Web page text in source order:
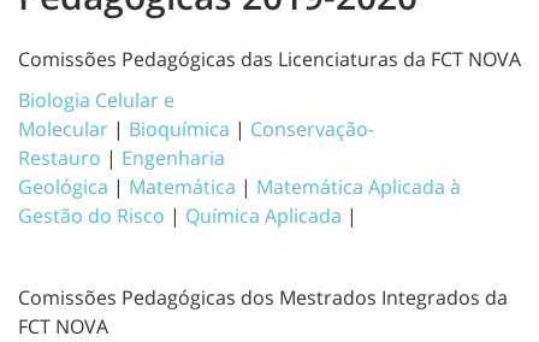
Comissões Pedagógicas das Licenciaturas da FCT NOVA
Biologia Celular e
Molecular | Bioquímica | Conservação-
Restauro | Engenharia
Geológica | Matemática | Matemática Aplicada à
Gestão do Risco | Química Aplicada |
Comissões Pedagógicas dos Mestrados Integrados da
FCT NOVA